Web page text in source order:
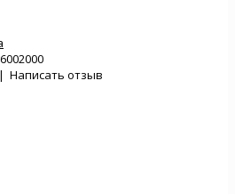
| Написать отзыв